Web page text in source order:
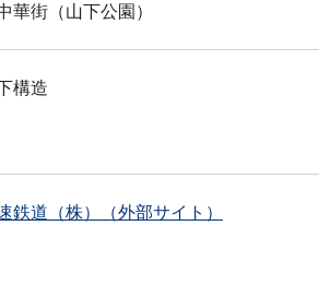
華街（山下公園）
構造
鉄道（株）（外部サイト）